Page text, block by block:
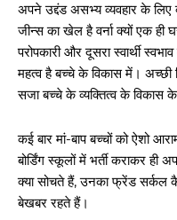
अपने उद्दंड असभ्य व्यवहार के लिए
जीन्स का खेल है वर्ना क्यों एक ही
परोपकारी और दूसरा स्वार्थी
महत्व है बच्चे के विकास में। अच्छी
सजा बच्चे के व्यक्तित्व के विकास
कई बार मां-बाप बच्चों को ऐशो
बोर्डिंग स्कूलों में भर्ती कराकर ही
क्या सोचते हैं, उनका फ्रेंड सर्कल
बेखबर रहते हैं।